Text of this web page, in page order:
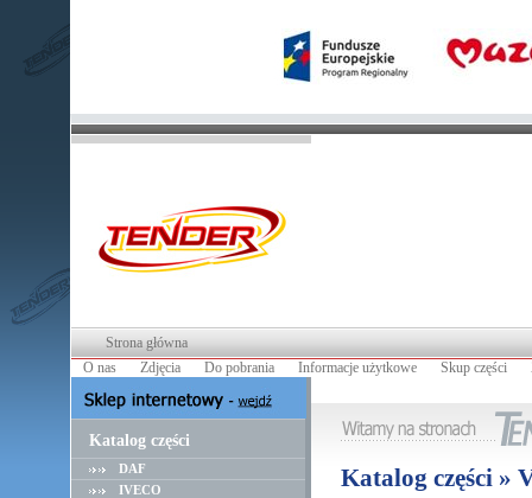
Strona główna
O nas
Zdjęcia Do pobrania Informacje użytkowe Skup części
Katalog części
DAF
IVECO
Katalog części »